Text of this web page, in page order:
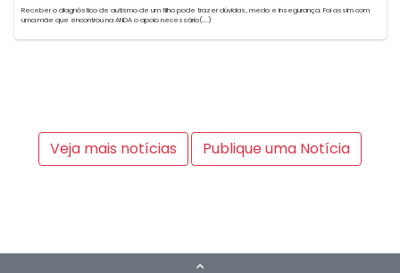
Receber o diagnóstico de autismo de um filho pode trazer dúvidas, medo e insegurança. Foi assim com
uma mãe que encontrou na ANDA o apoio necessário(...)
Veja mais notícias Publique uma Notícia